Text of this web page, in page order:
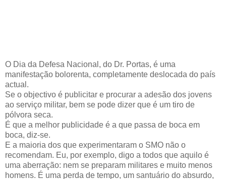
O Dia da Defesa Nacional, do Dr. Portas, é uma
manifestação bolorenta, completamente deslocada do país
actual.
Se o objectivo é publicitar e procurar a adesão dos jovens
ao serviço militar, bem se pode dizer que é um tiro de
pólvora seca.
É que a melhor publicidade é a que passa de boca em
boca, diz-se.
E a maioria dos que experimentaram o SMO não o
recomendam. Eu, por exemplo, digo a todos que aquilo é
uma aberração: nem se preparam militares e muito menos
homens. É uma perda de tempo, um santuário do absurdo,